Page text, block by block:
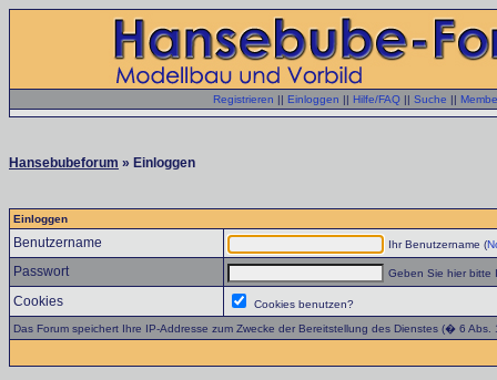
Registrieren || Einloggen || Hilfe/FAQ || Suche ||
Hansebubeforum » Einloggen
Einloggen
Benutzername Ihr Benutzername (
Passwort Geben Sie hier bitte
Cookies
Cookies benutzen?
Das Forum speichert Ihre IP-Addresse zum Zwecke der Bereitstellung des Dienstes (� 6